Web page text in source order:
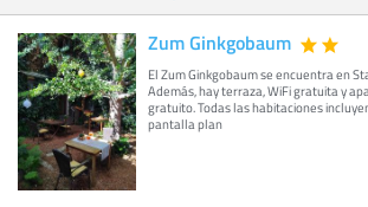
Zum Ginkgobaum
El Zum Ginkgobaum se encuentra en
Además, hay terraza, WiFi gratuita y
gratuito. Todas las habitaciones
pantalla plan